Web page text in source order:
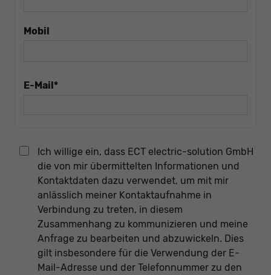
Mobil
E-Mail*
Ich willige ein, dass ECT electric-solution GmbH
die von mir übermittelten Informationen und
Kontaktdaten dazu verwendet, um mit mir
anlässlich meiner Kontaktaufnahme in
Verbindung zu treten, in diesem
Zusammenhang zu kommunizieren und meine
Anfrage zu bearbeiten und abzuwickeln. Dies
gilt insbesondere für die Verwendung der E-
Mail-Adresse und der Telefonnummer zu den